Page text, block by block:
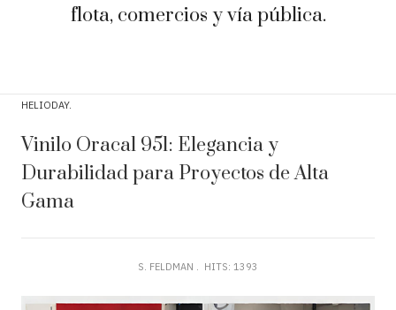
flota, comercios y vía pública.
HELIODAY
Vinilo Oracal 951: Elegancia y
Durabilidad para Proyectos de Alta
Gama
S. FELDMAN HITS: 1393